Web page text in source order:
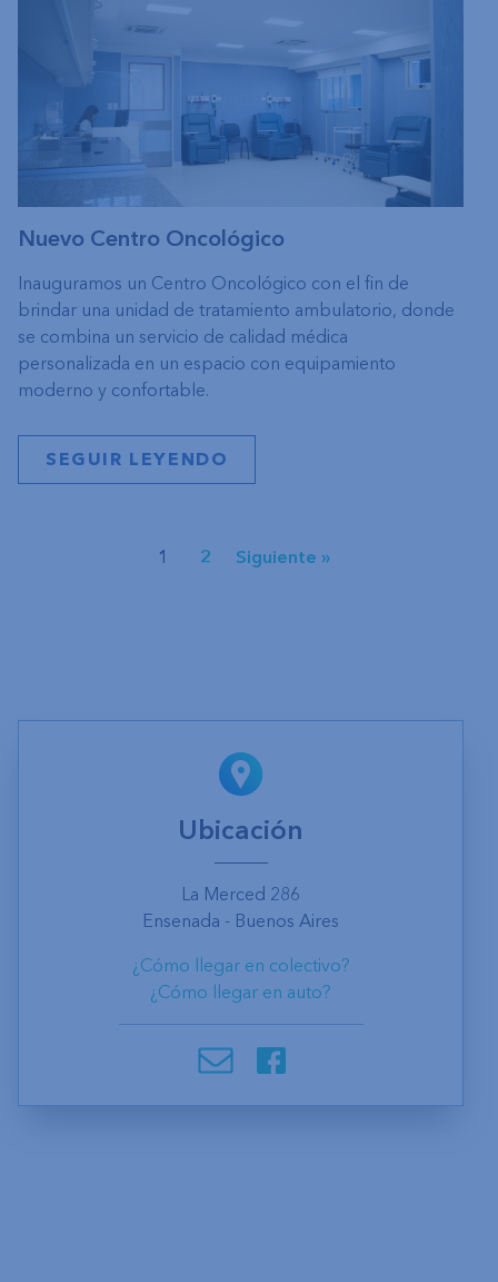
Nuevo Centro Oncológico
Inauguramos un Centro Oncológico con el fin de
brindar una unidad de tratamiento ambulatorio, donde
se combina un servicio de calidad médica
personalizada en un espacio con equipamiento
moderno y confortable.
SEGUIR LEYENDO
1 2 Siguiente »
Ubicación
La Merced 286
Ensenada - Buenos Aires
¿Cómo llegar en colectivo?
¿Cómo llegar en auto?